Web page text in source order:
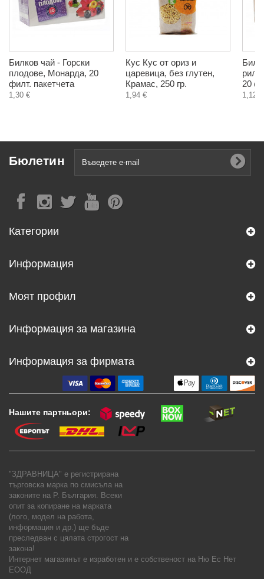
Билков чай - Горски
плодове, Монарда, 20
филт. пакетчета
1,30 €
Кус Кус от ориз и
царевица, без глутен,
Крамас, 250 гр.
1,94 €
20
1,12 €
Бюлетин
Категории
Информация
Моят профил
Информация за магазина
Информация за фирмата
Нашите партньори:
"ЗДРАВНИЦА" е регистрирана
търговска марка по смисъла на
законите на Р. България. Всеки
опит за копиране на марката
(лого, модел на работа,
информация и др.) ще бъде
преследван с цялата строгост на
закона!
Интернет магазинът е изработен и е собственост на Ню Ес Нет
ЕООД